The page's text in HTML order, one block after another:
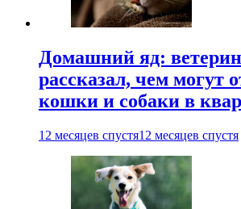
Домашний яд:
рассказал, чем могут
кошки и собаки в
12 месяцев спустя12 месяцев спустя